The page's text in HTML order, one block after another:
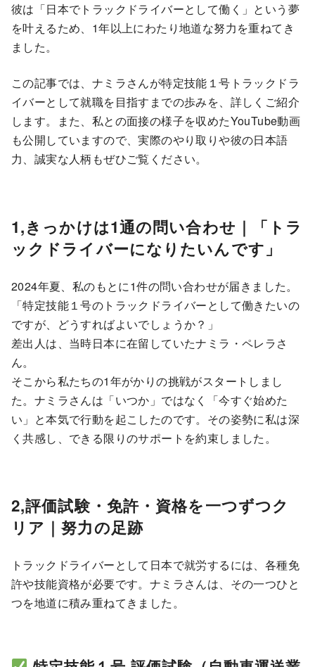
彼は「日本でトラックドライバーとして働く」という夢
を叶えるため、1年以上にわたり地道な努力を重ねてき
ました。
この記事では、ナミラさんが特定技能１号トラックドラ
イバーとして就職を目指すまでの歩みを、詳しくご紹介
します。また、私との面接の様子を収めたYouTube動画
も公開していますので、実際のやり取りや彼の日本語
力、誠実な人柄もぜひご覧ください。
1,きっかけは1通の問い合わせ｜「トラ
ックドライバーになりたいんです」
2024年夏、私のもとに1件の問い合わせが届きました。
「特定技能１号のトラックドライバーとして働きたいの
ですが、どうすればよいでしょうか？」
差出人は、当時日本に在留していたナミラ・ペレラさ
ん。
そこから私たちの1年がかりの挑戦がスタートしまし
た。ナミラさんは「いつか」ではなく「今すぐ始めた
い」と本気で行動を起こしたのです。その姿勢に私は深
く共感し、できる限りのサポートを約束しました。
2,評価試験・免許・資格を一つずつク
リア｜努力の足跡
トラックドライバーとして日本で就労するには、各種免
許や技能資格が必要です。ナミラさんは、その一つひと
つを地道に積み重ねてきました。